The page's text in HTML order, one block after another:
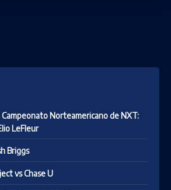
Norteamericano de NXT:
LeFleur
Briggs
vs Chase U